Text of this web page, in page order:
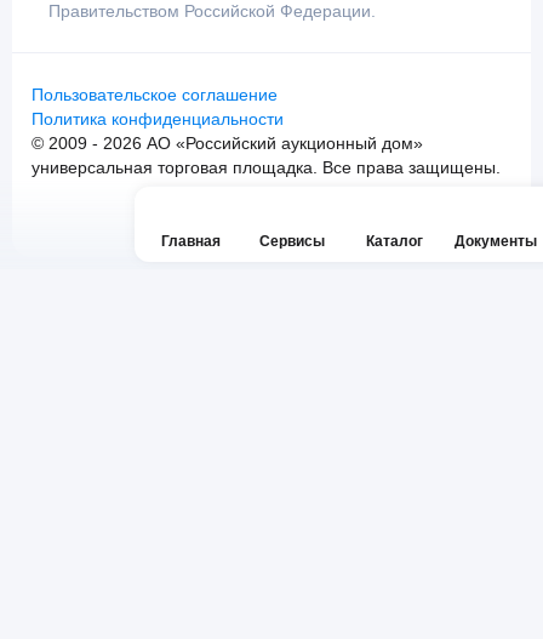
Главная Сервисы Каталог Документы
Правительством Российской Федерации.
Пользовательское соглашение
Политика конфиденциальности
© 2009 - 2026 АО «Российский аукционный дом»
универсальная торговая площадка. Все права защищены.